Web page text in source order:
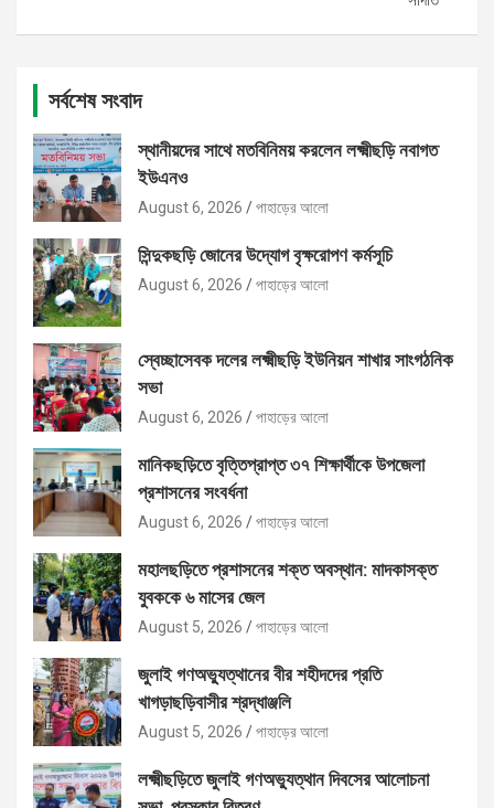
সর্বশেষ সংবাদ
স্থানীয়দের সাথে মতবিনিময় করলেন লক্ষ্মীছড়ি নবাগত
ইউএনও
August 6, 2026 পাহাড়ের আলো
সিন্দুকছড়ি জোনের উদ্যোগ বৃক্ষরোপণ কর্মসূচি
August 6, 2026 পাহাড়ের আলো
স্বেচ্ছাসেবক দলের লক্ষ্মীছড়ি ইউনিয়ন শাখার সাংগঠনিক
সভা
August 6, 2026 পাহাড়ের আলো
মানিকছড়িতে বৃত্তিপ্রাপ্ত ৩৭ শিক্ষার্থীকে উপজেলা
প্রশাসনের সংবর্ধনা
August 6, 2026 পাহাড়ের আলো
মহালছড়িতে প্রশাসনের শক্ত অবস্থান: মাদকাসক্ত
যুবককে ৬ মাসের জেল
August 5, 2026 পাহাড়ের আলো
জুলাই গণঅভ্যুত্থানের বীর শহীদদের প্রতি
খাগড়াছড়িবাসীর শ্রদ্ধাঞ্জলি
August 5, 2026 পাহাড়ের আলো
লক্ষ্মীছড়িতে জুলাই গণঅভ্যুত্থান দিবসের আলোচনা